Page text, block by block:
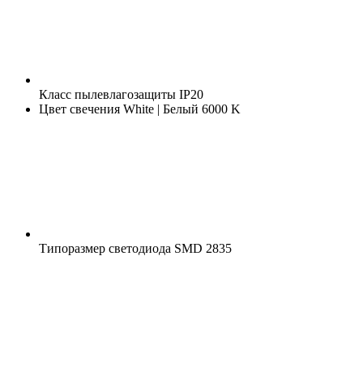
Класс пылевлагозащиты IP20
Цвет свечения White | Белый 6000 K
Типоразмер светодиода SMD 2835